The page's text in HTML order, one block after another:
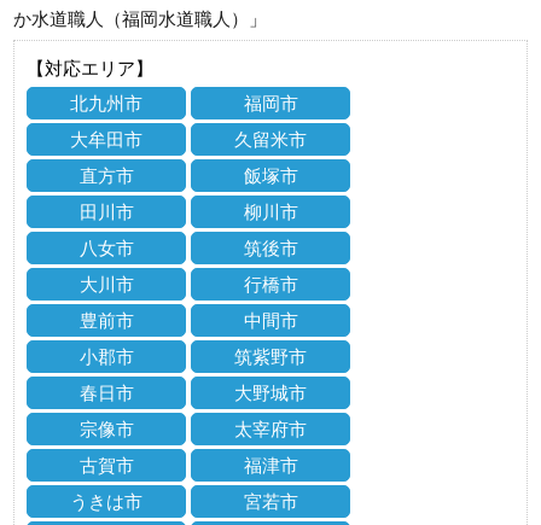
か水道職人（福岡水道職人）」
【対応エリア】
北九州市
福岡市
大牟田市
久留米市
直方市
飯塚市
田川市
柳川市
八女市
筑後市
大川市
行橋市
豊前市
中間市
小郡市
筑紫野市
春日市
大野城市
宗像市
太宰府市
古賀市
福津市
うきは市
宮若市